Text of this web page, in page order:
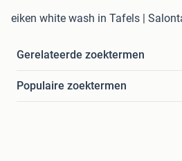
eiken white wash in Tafels |
Gerelateerde zoektermen
Populaire zoektermen